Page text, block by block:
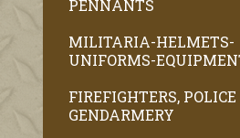
PENNANTS
MILITARIA-HELMETS-
UNIFORMS-
FIREFIGHTERS,
GENDARMERY